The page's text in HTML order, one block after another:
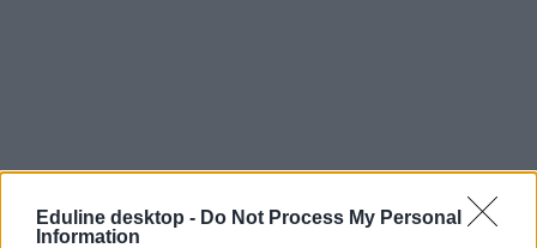
Eduline desktop - Do Not Process My Personal
Information